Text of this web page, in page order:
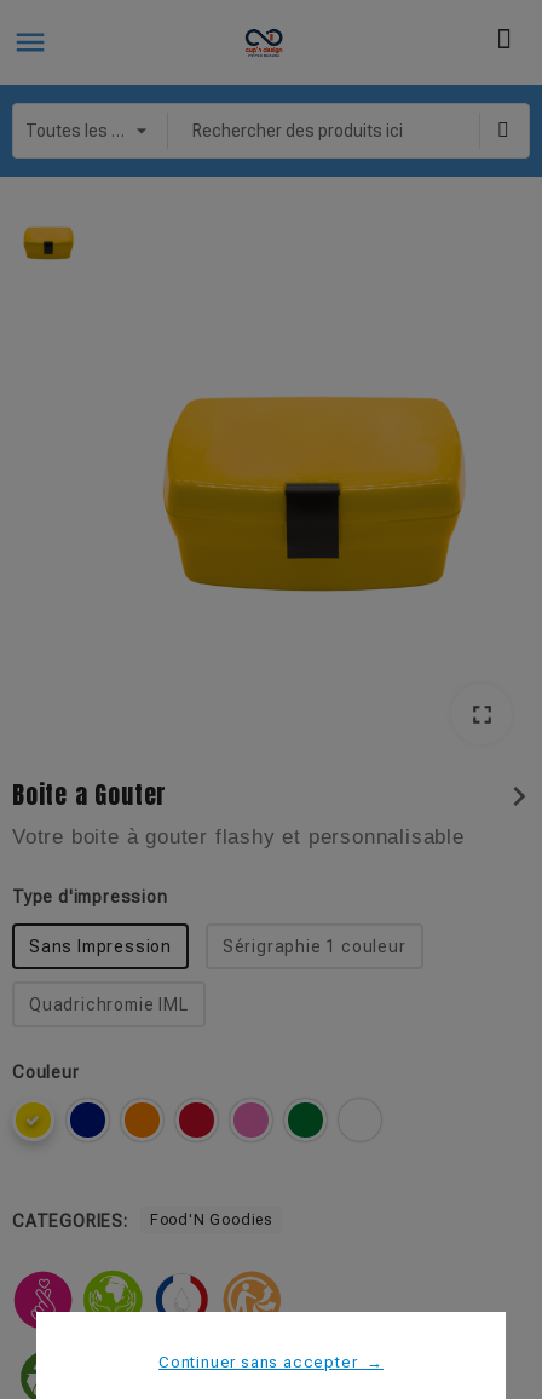
fullscreen
Boite a Gouter chevron_right
Votre boite à gouter flashy et personnalisable
Type d'impression
Sans Impression Sérigraphie 1 couleur
Quadrichromie IML
Couleur
CATEGORIES: Food'N Goodies
Continuer sans accepter →